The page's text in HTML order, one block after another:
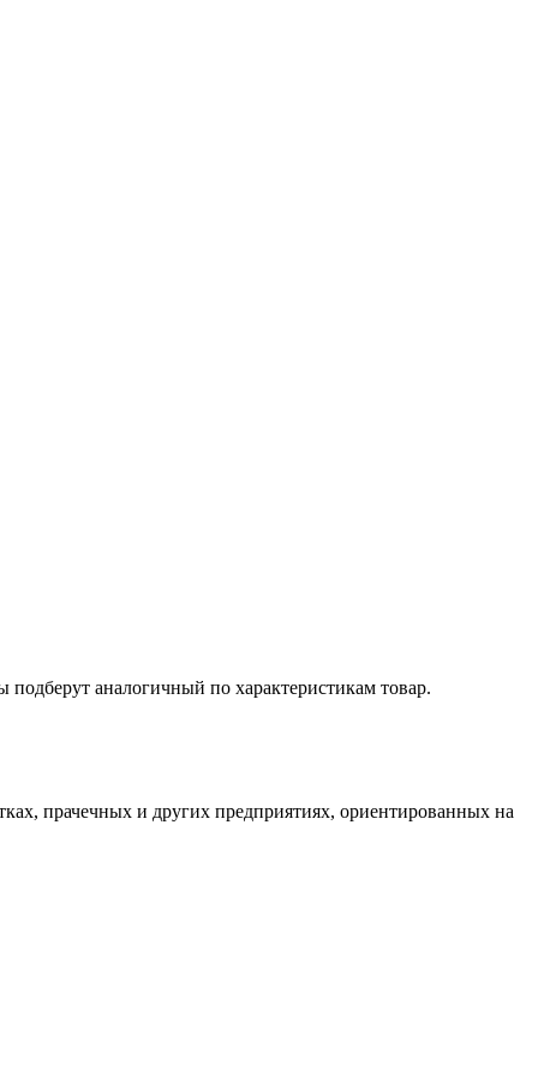
аналогичный по характеристикам товар.
прачечных и других предприятиях, ориентированных на